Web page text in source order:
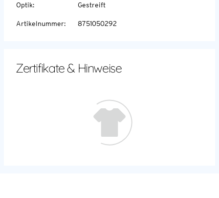
Optik: Gestreift
Artikelnummer: 8751050292
Zertifikate & Hinweise